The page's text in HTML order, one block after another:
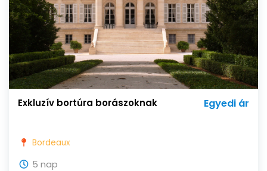
Exkluzív bortúra borászoknak Egyedi ár
Bordeaux
5 nap